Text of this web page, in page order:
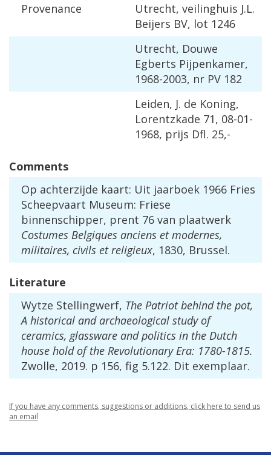
Provenance
Utrecht, veilinghuis J.L.
Beijers BV, lot 1246
Utrecht, Douwe
Egberts Pijpenkamer,
1968-2003, nr PV 182
Leiden, J. de Koning,
Lorentzkade 71, 08-01-
1968, prijs Dfl. 25,-
Comments
Op achterzijde kaart: Uit jaarboek 1966 Fries
Scheepvaart Museum: Friese
binnenschipper, prent 76 van plaatwerk
Costumes Belgiques anciens et modernes,
militaires, civils et religieux, 1830, Brussel.
Literature
Wytze Stellingwerf, The Patriot behind the pot,
A historical and archaeological study of
ceramics, glassware and politics in the Dutch
house hold of the Revolutionary Era: 1780-1815.
Zwolle, 2019. p 156, fig 5.122. Dit exemplaar.
Ifyou have any comments, suggestions or additions, click here to send us
an email